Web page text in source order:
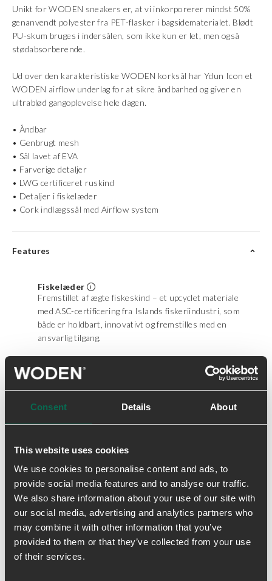
Consent Details About
This website uses cookies
We use cookies to personalise content and ads, to
provide social media features and to analyse our traffic.
We also share information about your use of our site with
our social media, advertising and analytics partners who
may combine it with other information that you’ve
provided to them or that they’ve collected from your use
of their services.
Unikt for WODEN sneakers er, at vi inkorporerer mindst 50%
genanvendt polyester fra PET-flasker i bagsidematerialet. Blødt
PU-skum bruges i indersålen, som ikke kun er let, men også
stødabsorberende.
Ud over den karakteristiske WODEN korksål har Ydun Icon et
WODEN airflow underlag for at sikre åndbarhed og giver en
ultrablød gangoplevelse hele dagen.
• Åndbar
• Genbrugt mesh
• Sål lavet af EVA
• Farverige detaljer
• LWG certificeret ruskind
• Detaljer i fiskelæder
• Cork indlægssål med Airflow system
Features
Fiskelæder
Fremstillet af ægte fiskeskind – et upcyclet materiale
med ASC-certificering fra Islands fiskeriindustri, som
både er holdbart, innovativt og fremstilles med en
ansvarlig tilgang.
WODEN er medlem af Leather Working Group.
miljøstandarder for læderproduktion. Vi køber alt
efter LWG-standarden med guldrating.
Natural Soft
Bløde og stødabsorberende såler lavet med holdbar
PU-skum for komfort og støtte hele dagen.
Åndbar
Air Flow System™ og materialer i mesh lader dine
fødder ånde - perfekt til aktive dage og varmt vejr.